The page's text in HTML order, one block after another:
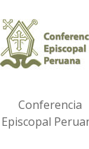
Conferencia
Episcopal